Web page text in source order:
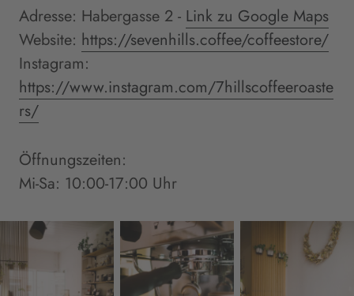
Adresse: Habergasse 2 - Link zu Google Maps
Website: https://sevenhills.coffee/coffeestore/
Instagram:
https://www.instagram.com/7hillscoffeeroaste
rs/
Öffnungszeiten:
Mi-Sa: 10:00-17:00 Uhr